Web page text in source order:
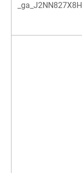
_ga_J2NN827X8H